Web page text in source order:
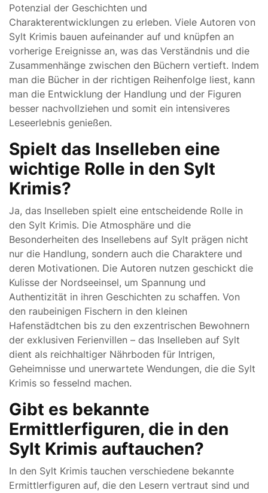
Potenzial der Geschichten und
Charakterentwicklungen zu erleben. Viele Autoren von
Sylt Krimis bauen aufeinander auf und knüpfen an
vorherige Ereignisse an, was das Verständnis und die
Zusammenhänge zwischen den Büchern vertieft. Indem
man die Bücher in der richtigen Reihenfolge liest, kann
man die Entwicklung der Handlung und der Figuren
besser nachvollziehen und somit ein intensiveres
Leseerlebnis genießen.
Spielt das Inselleben eine
wichtige Rolle in den Sylt
Krimis?
Ja, das Inselleben spielt eine entscheidende Rolle in
den Sylt Krimis. Die Atmosphäre und die
Besonderheiten des Insellebens auf Sylt prägen nicht
nur die Handlung, sondern auch die Charaktere und
deren Motivationen. Die Autoren nutzen geschickt die
Kulisse der Nordseeinsel, um Spannung und
Authentizität in ihren Geschichten zu schaffen. Von
den raubeinigen Fischern in den kleinen
Hafenstädtchen bis zu den exzentrischen Bewohnern
der exklusiven Ferienvillen – das Inselleben auf Sylt
dient als reichhaltiger Nährboden für Intrigen,
Geheimnisse und unerwartete Wendungen, die die Sylt
Krimis so fesselnd machen.
Gibt es bekannte
Ermittlerfiguren, die in den
Sylt Krimis auftauchen?
In den Sylt Krimis tauchen verschiedene bekannte
Ermittlerfiguren auf, die den Lesern vertraut sind und